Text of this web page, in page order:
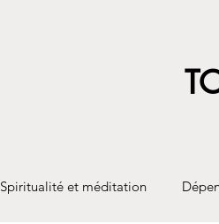
Spiritualité et méditation